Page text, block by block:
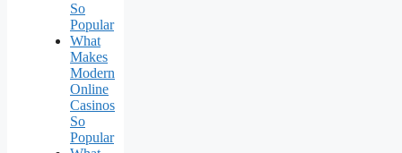
So
Popular
What
Makes
Modern
Online
Casinos
So
Popular